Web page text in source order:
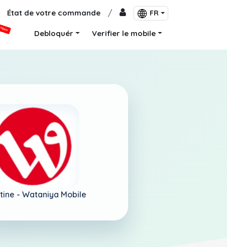
État de votre commande / FR
Debloquér Verifier le mobile
- Wataniya Mobile